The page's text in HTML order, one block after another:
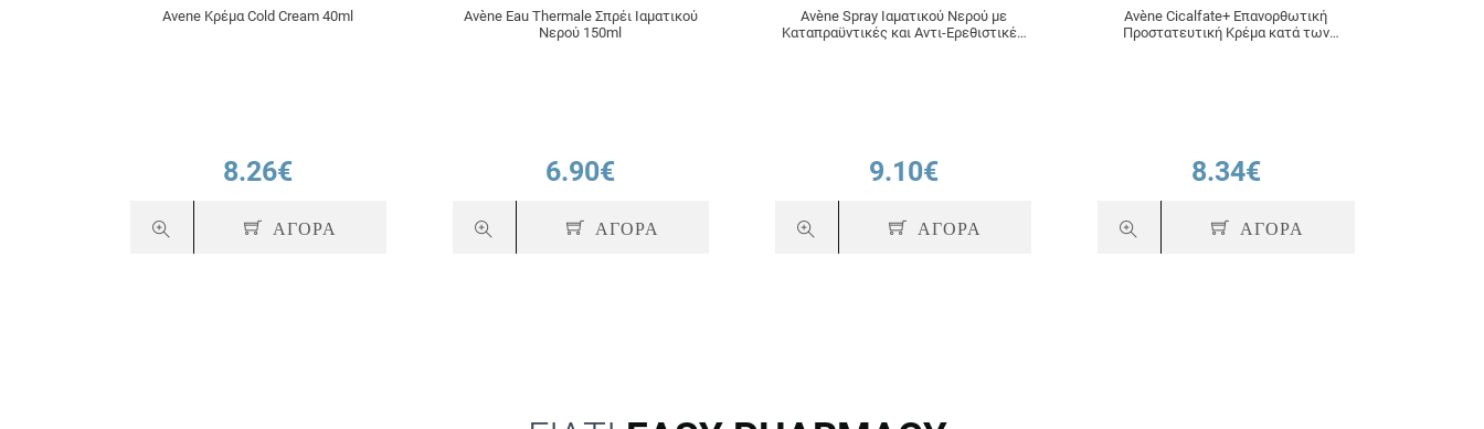
Avene Κρέμα Cold Cream 40ml
8.26€
ΑΓΟΡΑ
Avène Eau Thermale Σπρέι Ιαματικού
Νερού 150ml
6.90€
ΑΓΟΡΑ
Avène Spray Ιαματικού Νερού με
Καταπραϋντικές και Αντι-Ερεθιστικές
9.10€
ΑΓΟΡΑ
Avène Cicalfate+ Επανορθωτική
Προστατευτική Κρέμα κατά των
8.34€
ΑΓΟΡΑ